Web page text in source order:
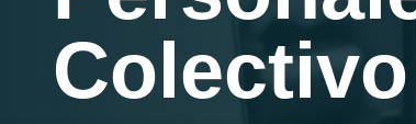
Colectivo